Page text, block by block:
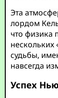
Эта
лордом
что физика
нескольких
судьбы,
навсегда
Успех